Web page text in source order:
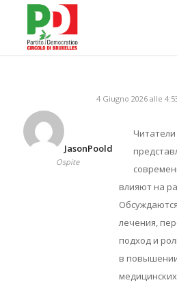
4 Giugno 2026 alle
JasonPoold
Ospite
влияют на
лечения,
подход и
в
медицинских